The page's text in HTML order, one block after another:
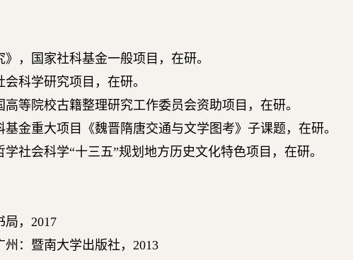
，国家社科基金一般项目，在研。
科学研究项目，在研。
等院校古籍整理研究工作委员会资助项目，在研。
金重大项目《魏晋隋唐交通与文学图考》子课题，在研。
学社会科学“十三五”规划地方历史文化特色项目，在研。
， 2017
：暨南大学出版社， 2013